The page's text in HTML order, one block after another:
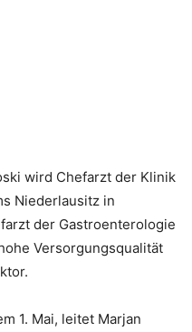
wird Chefarzt der Klinik
Niederlausitz in
der Gastroenterologie
Versorgungsqualität
1. Mai, leitet Marjan